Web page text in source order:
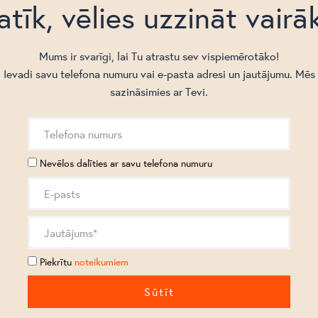
vēlies uzzināt
Mums ir svarīgi, lai Tu atrastu sev vispiemērotāko!
Ievadi savu telefona numuru vai e-pasta adresi un jautājumu. Mēs
sazināsimies ar Tevi.
Nevēlos dalīties ar savu telefona numuru
Piekrītu noteikumiem